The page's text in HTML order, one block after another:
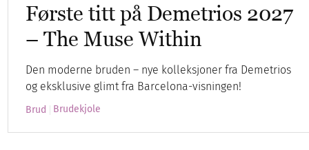
Første titt på Demetrios 2027
– The Muse Within
Den moderne bruden – nye kolleksjoner fra Demetrios
og eksklusive glimt fra Barcelona-visningen!
Brud Brudekjole